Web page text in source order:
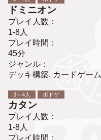
ドミニオン
プレイ人数：
1-8人
プレイ時間：
45分
ジャンル：
デッキ構築, カードゲーム
3～4人 ボドゲ
カタン
プレイ人数：
1-8人
プレイ時間：